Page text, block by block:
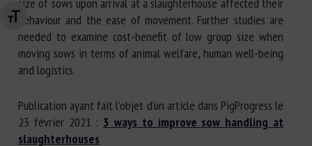
Changer la taille de la police
behaviour and the ease of movement. Further studies are
needed to examine cost-benefit of low group size when
moving sows in terms of animal welfare, human well-being
and logistics.
Publication ayant fait l’objet d’un article dans PigProgress le
23 février 2021 : 3 ways to improve sow handling at
slaughterhouses